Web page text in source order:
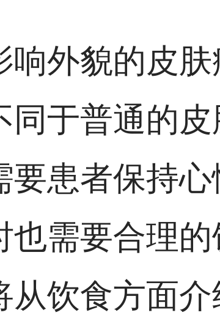
外貌的皮
于普通的皮
患者保持
需要合理
饮食方面